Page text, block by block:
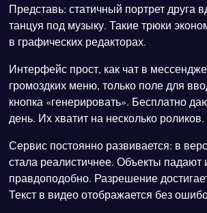
Представь: статичный портрет друга
танцуя под музыку. Такие трюки
в графических редакторах.
Интерфейс прост, как чат в
громоздких меню, только поле для
кнопка «генерировать». Бесплатно
день. Их хватит на несколько роликов.
Сервис постоянно развивается: в
стала реалистичнее. Объекты падают
правдоподобно. Разрешение
Текст в видео отображается без